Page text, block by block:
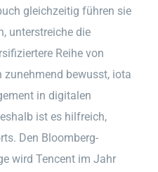
gleichzeitig führen sie
unterstreiche die
Reihe von
zunehmend bewusst, iota
in digitalen
ist es hilfreich,
Den Bloomberg-
wird Tencent im Jahr